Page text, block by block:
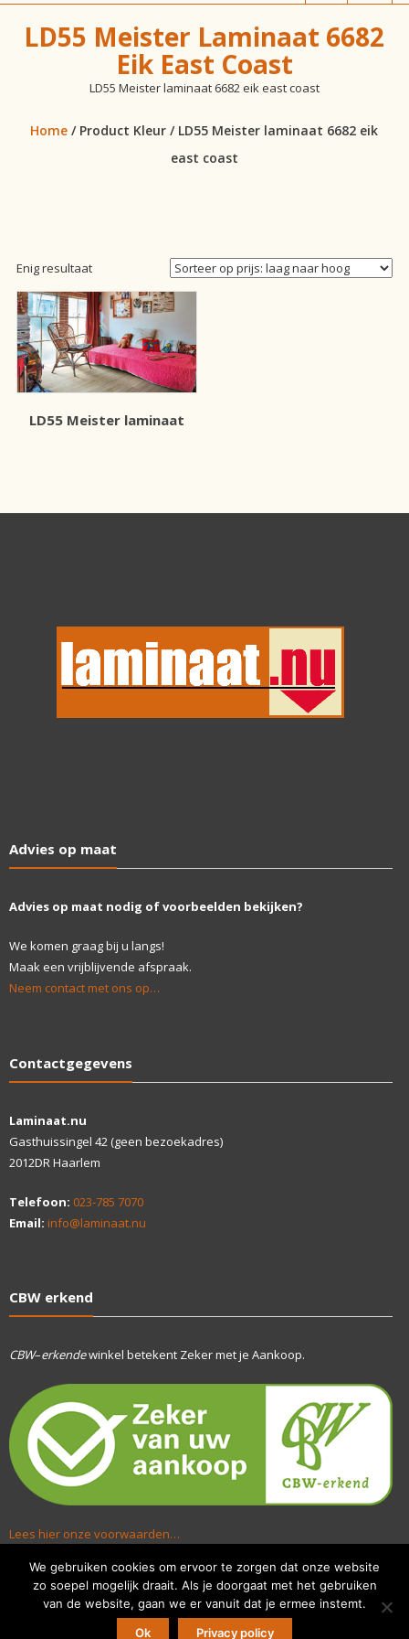
vloeren!
LD55 Meister Laminaat 6682
Eik East Coast
LD55 Meister laminaat 6682 eik east coast
Home / Product Kleur / LD55 Meister laminaat 6682 eik
east coast
Enig resultaat
LD55 Meister laminaat
Advies op maat
Advies op maat nodig of voorbeelden bekijken?
We komen graag bij u langs!
Maak een vrijblijvende afspraak.
Neem contact met ons op…
Contactgegevens
Laminaat.nu
Gasthuissingel 42 (geen bezoekadres)
2012DR Haarlem
Telefoon: 023-785 7070
Email: info@laminaat.nu
CBW erkend
CBW–erkendewinkel betekent Zeker met je Aankoop.
Lees hier onze voorwaarden…
We gebruiken cookies om ervoor te zorgen dat onze website
zo soepel mogelijk draait. Als je doorgaat met het gebruiken
van de website, gaan we er vanuit dat je ermee instemt.
Ok
Privacy policy